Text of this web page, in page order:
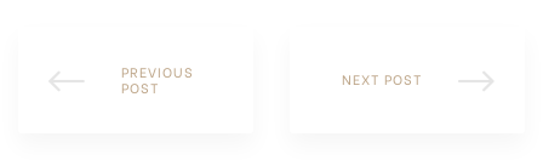
PREVIOUS
POST
NEXT POST